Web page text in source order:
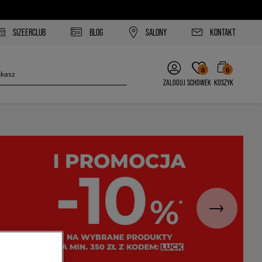
SIZEERCLUB BLOG SALONY KONTAKT
ZALOGUJ
0
SCHOWEK
0
KOSZYK